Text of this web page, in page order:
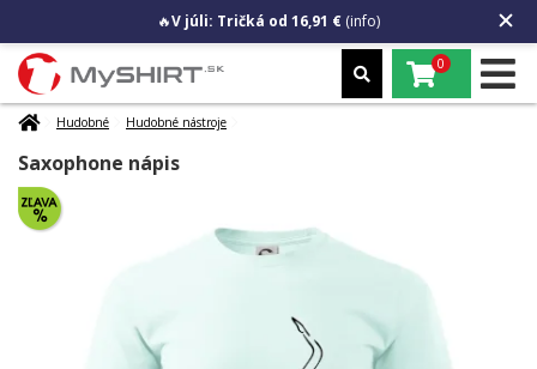
🔥V júli: Tričká od 16,91 € (info)
0
Hudobné Hudobné nástroje
Saxophone nápis